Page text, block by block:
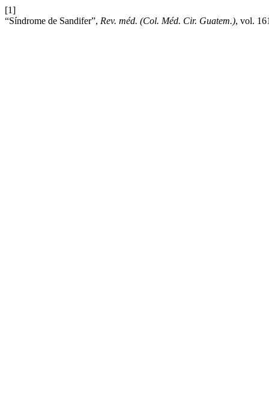
[1]
“Síndrome de Sandifer”, Rev. méd. (Col. Méd. Cir. Guatem.), vol.